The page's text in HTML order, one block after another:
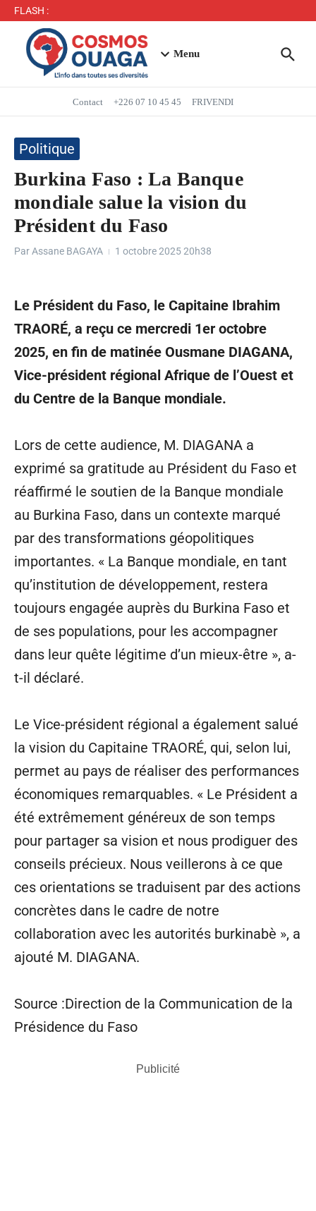
FLASH :
Mbappé entre dans l’histoire des Bleus
Menu
Contact +226 07 10 45 45 FRIVENDI
Politique
Burkina Faso : La Banque
mondiale salue la vision du
Président du Faso
ParAssane BAGAYA 1 octobre 202520h38
Le Président du Faso, le Capitaine Ibrahim
TRAORÉ, a reçu ce mercredi 1er octobre
2025, en fin de matinée Ousmane DIAGANA,
Vice-président régional Afrique de l’Ouest et
du Centre de la Banque mondiale.
Lors de cette audience, M. DIAGANA a
exprimé sa gratitude au Président du Faso et
réaffirmé le soutien de la Banque mondiale
au Burkina Faso, dans un contexte marqué
par des transformations géopolitiques
importantes. « La Banque mondiale, en tant
qu’institution de développement, restera
toujours engagée auprès du Burkina Faso et
de ses populations, pour les accompagner
dans leur quête légitime d’un mieux-être », a-
t-il déclaré.
Le Vice-président régional a également salué
la vision du Capitaine TRAORÉ, qui, selon lui,
permet au pays de réaliser des performances
économiques remarquables. « Le Président a
été extrêmement généreux de son temps
pour partager sa vision et nous prodiguer des
conseils précieux. Nous veillerons à ce que
ces orientations se traduisent par des actions
concrètes dans le cadre de notre
collaboration avec les autorités burkinabè », a
ajouté M. DIAGANA.
Source :Direction de la Communication de la
Présidence du Faso
Publicité